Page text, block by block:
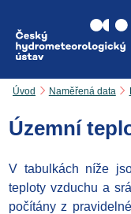
Úvod Naměřená data
Územní
V tabulkách níže
teploty vzduchu a
počítány z